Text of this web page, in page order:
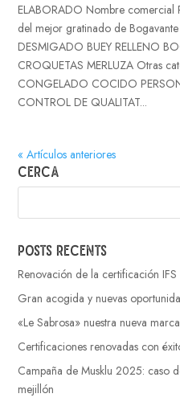
ELABORADO Nombre comercial
del mejor gratinado de
DESMIGADO BUEY RELLENO
CROQUETAS MERLUZA Otras
CONGELADO COCIDO
CONTROL DE QUALITAT...
« Artículos anteriores
Cerca
Posts recents
Renovación de la certificación
Gran acogida y nuevas
«Le Sabrosa» nuestra nueva
Certificaciones renovadas con
Campaña de Musklu 2025: caso
mejillón